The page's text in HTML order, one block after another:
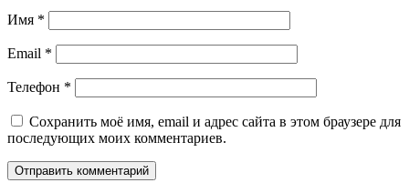
Имя *
Email *
Телефон *
Сохранить моё имя, email и адрес сайта в этом браузере для
последующих моих комментариев.